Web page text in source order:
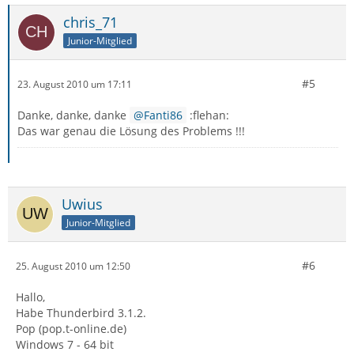
chris_71
Junior-Mitglied
23. August 2010 um 17:11 #5
Danke, danke, danke Fanti86 :flehan:
Das war genau die Lösung des Problems !!!
Uwius
Junior-Mitglied
25. August 2010 um 12:50 #6
Hallo,
Habe Thunderbird 3.1.2.
Pop (pop.t-online.de)
Windows 7 - 64 bit